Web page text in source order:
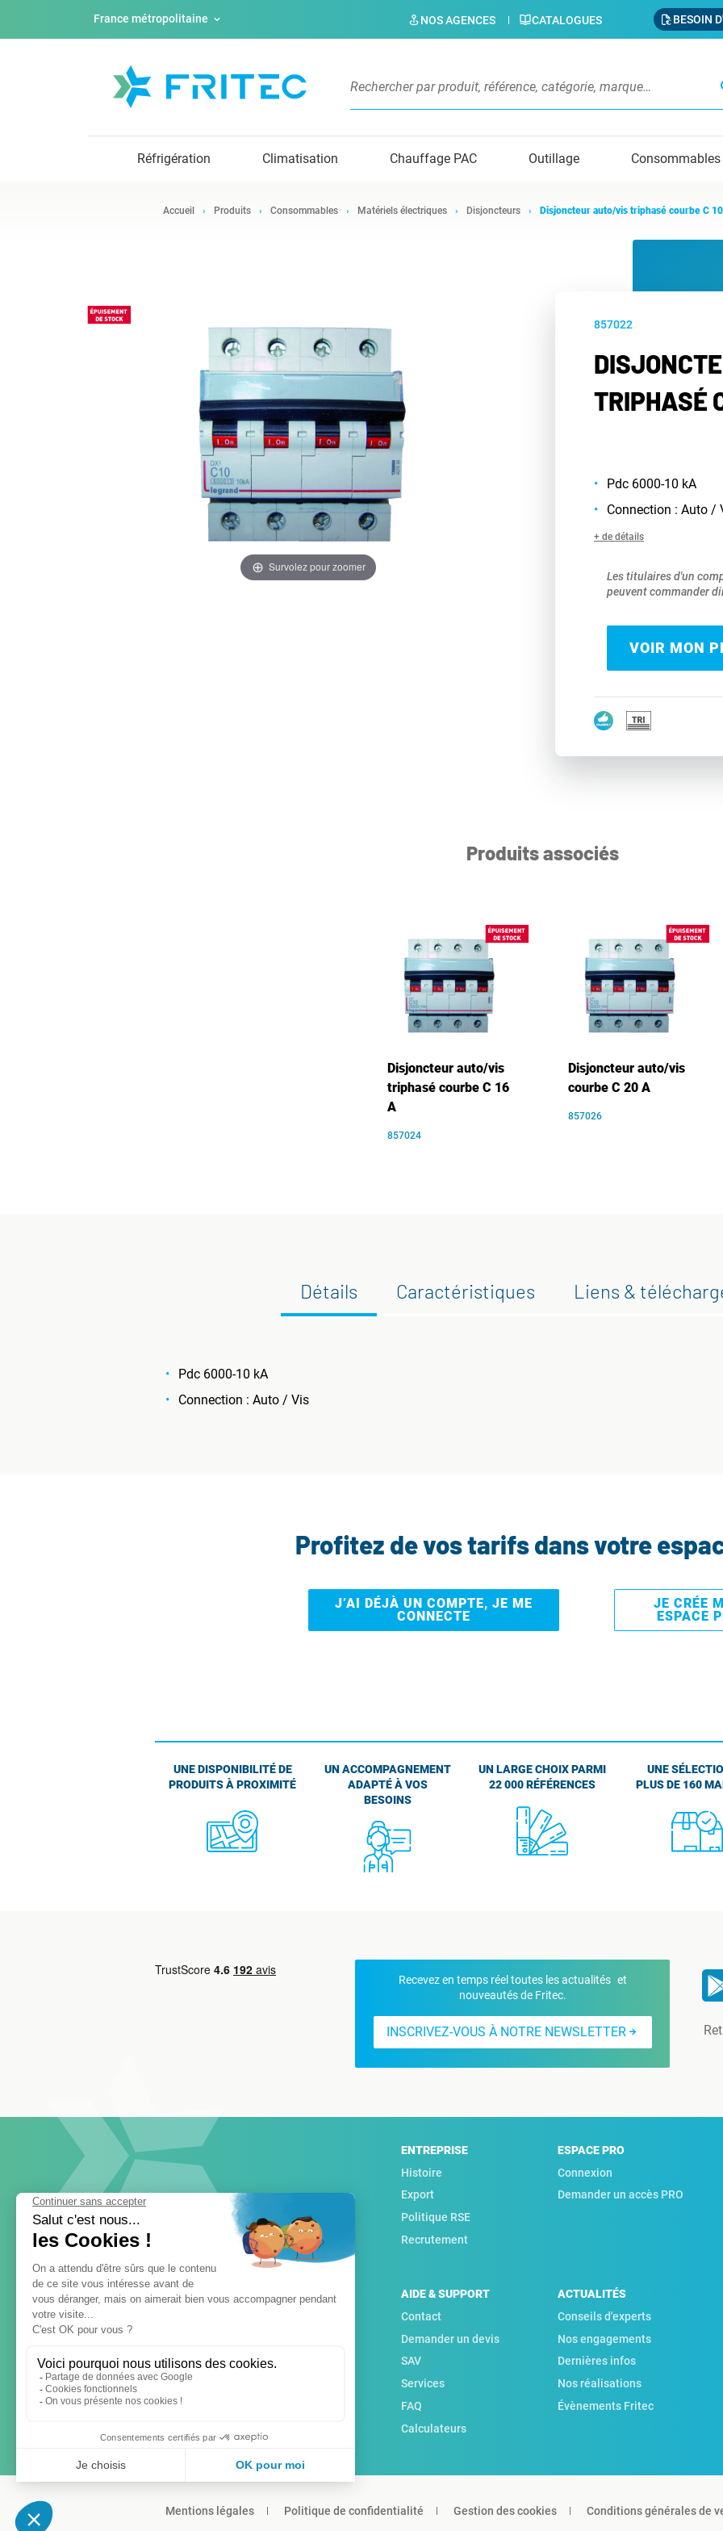
France métropolitaine NOS AGENCES CATALOGUES BESOIN
Réfrigération Climatisation Chauffage PAC Outillage Consommables
Accueil Produits Consommables Matériels électriques Disjoncteurs Disjoncteur auto/vis triphasé courbe C
Survolez pour zoomer
857022
TRIPHASÉ
Pdc 6000-10 kA
Connection : Auto /
+ de détails
Les titulaires d'un
peuvent commander
VOIR MON
Produits associés
Disjoncteur auto/vis
triphasé courbe C 16
A
857024
Disjoncteur auto/vis
courbe C 20 A
857026
Détails Caractéristiques Liens &
Pdc 6000-10 kA
Connection : Auto / Vis
Profitez de vos tarifs dans votre
J’AI DÉJÀ UN COMPTE, JE ME
CONNECTE
JE CRÉE
ESPACE
UNE DISPONIBILITÉ DE
PRODUITS À PROXIMITÉ
UN ACCOMPAGNEMENT
ADAPTÉ À VOS
BESOINS
UN LARGE CHOIX PARMI
22 000 RÉFÉRENCES
UNE
PLUS DE 160
Recevez en temps réel toutes les actualités et
nouveautés de Fritec.
INSCRIVEZ-VOUS À NOTRE NEWSLETTER
ENTREPRISE
Histoire
Export
Politique RSE
Recrutement
ESPACE PRO
Connexion
Demander un accès PRO
AIDE & SUPPORT
Contact
Demander un devis
SAV
Services
FAQ
Calculateurs
ACTUALITÉS
Conseils d'experts
Nos engagements
Dernières infos
Nos réalisations
Évènements Fritec
Mentions légales Politique de confidentialité Gestion des cookies Conditions générales de